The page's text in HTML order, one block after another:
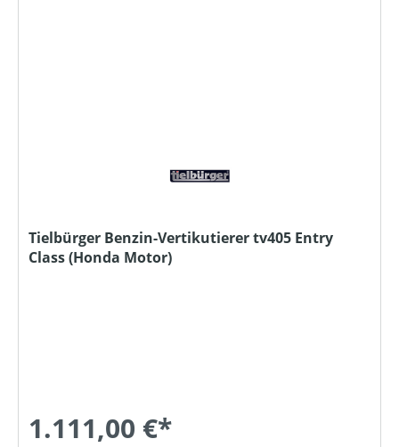
Tielbürger Benzin-Vertikutierer tv405 Entry
Class (Honda Motor)
1.111,00 €*